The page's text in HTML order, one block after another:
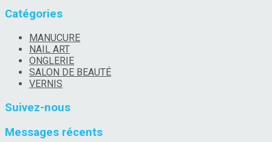
Catégories
MANUCURE
NAIL ART
ONGLERIE
SALON DE BEAUTÉ
VERNIS
Suivez-nous
Messages récents